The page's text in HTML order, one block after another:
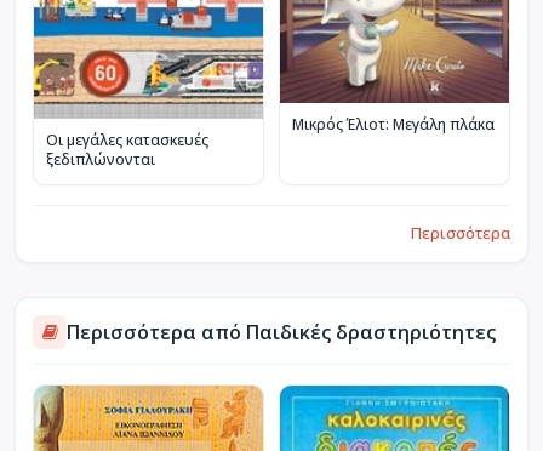
Οι μεγάλες κατασκευές
ξεδιπλώνονται
Μικρός Έλιοτ: Μεγάλη πλάκα
Περισσότερα
Περισσότερα από Παιδικές δραστηριότητες